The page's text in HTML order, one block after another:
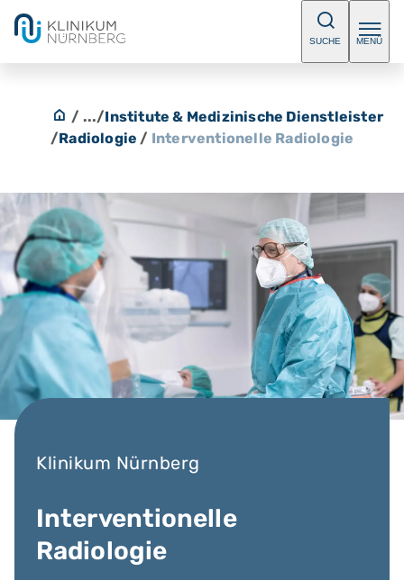
SUCHE MENÜ
/ .../Institute & Medizinische Dienstleister
/Radiologie / Interventionelle Radiologie
Klinikum Nürnberg
Interventionelle
Radiologie